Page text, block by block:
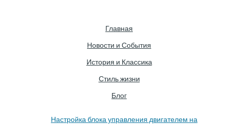
Главная
Новости и События
История и Классика
Стиль жизни
Блог
Настройка блока управления двигателем на